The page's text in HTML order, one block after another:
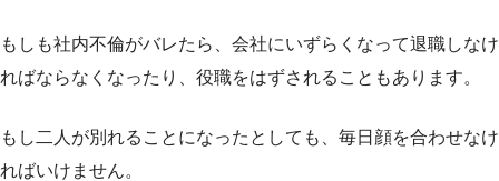
もしも社内不倫がバレたら、会社にいずらくなって退職しなけ
ればならなくなったり、役職をはずされることもあります。
もし二人が別れることになったとしても、毎日顔を合わせなけ
ればいけません。